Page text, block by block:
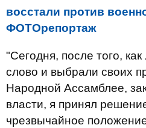
восстали против
ФОТОрепортаж
"Сегодня, после того,
слово и выбрали своих
Народной Ассамблее,
власти, я принял
чрезвычайное